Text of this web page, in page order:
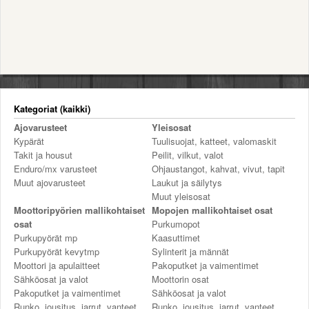
Oulun sää
Kuopion sää
Rovaniemen sää
MUUT
VIP-jäsenyys
Paidat ja vaatteet
Suunnittele oma paita
Mainostus
Kevytversio
Kategoriat (kaikki)
Ajovarusteet
Kypärät
Takit ja housut
Enduro/mx varusteet
Muut ajovarusteet
Yleisosat
Tuulisuojat, katteet, valomaskit
Peilit, vilkut, valot
Ohjaustangot, kahvat, vivut, tapit
Laukut ja säilytys
Muut yleisosat
Moottoripyörien mallikohtaiset
osat
Purkupyörät mp
Purkupyörät kevytmp
Moottori ja apulaitteet
Sähköosat ja valot
Pakoputket ja vaimentimet
Mopojen mallikohtaiset osat
Purkumopot
Kaasuttimet
Sylinterit ja männät
Pakoputket ja vaimentimet
Moottorin osat
Sähköosat ja valot